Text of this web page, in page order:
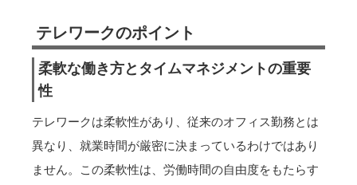
テレワークのポイント
柔軟な働き方とタイムマネジメントの重要
性
テレワークは柔軟性があり、従来のオフィス勤務とは
異なり、就業時間が厳密に決まっているわけではあり
ません。この柔軟性は、労働時間の自由度をもたらす